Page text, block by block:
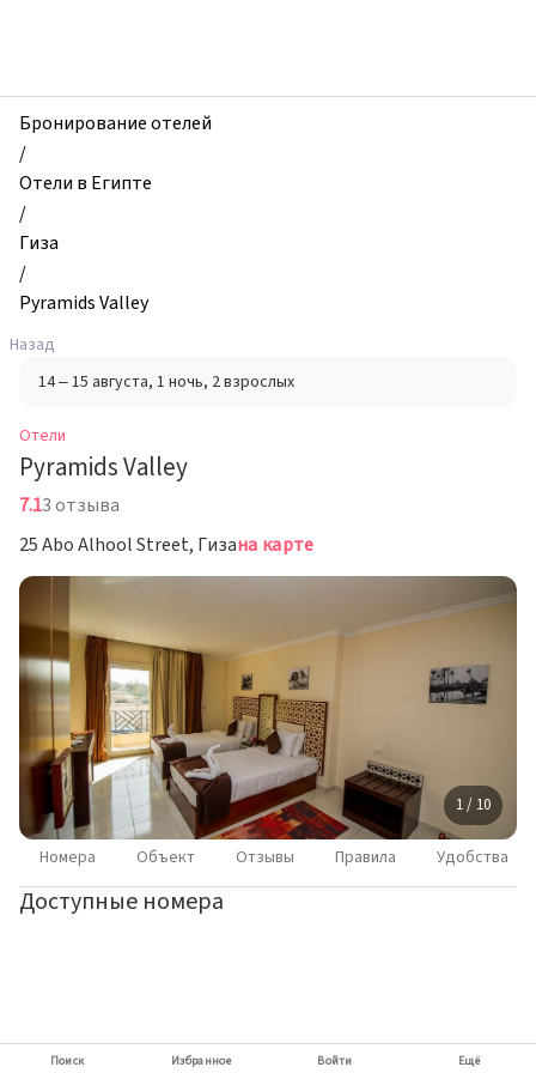
Pyramids
Valley,
Гиза,
Египет
Бронирование отелей
/
Отели в Египте
/
Гиза
/
Pyramids Valley
Назад
14 – 15 августа, 1 ночь, 2 взрослых
Отели
Pyramids Valley
7.13 отзыва
25 Abo Alhool Street, Гизана карте
1 / 10
Номера Объект Отзывы Правила Удобства
Доступные номера
Поиск Избранное Войти Ещё